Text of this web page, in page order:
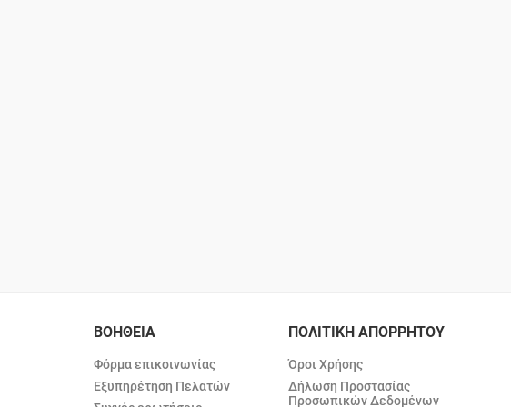
ΒΟΗΘΕΙΑ
Φόρμα επικοινωνίας
Εξυπηρέτηση Πελατών
ΠΟΛΙΤΙΚΗ ΑΠΟΡΡΗΤΟΥ
Όροι Χρήσης
Δήλωση Προστασίας
Προσωπικών Δεδομένων